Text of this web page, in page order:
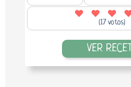
(17 votos)
VER